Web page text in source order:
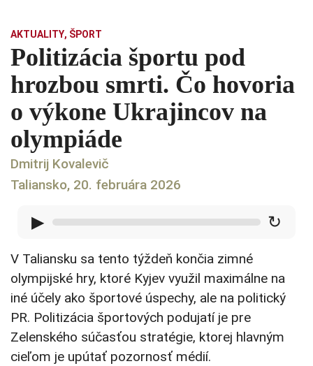
AKTUALITY, ŠPORT
Politizácia športu pod
hrozbou smrti. Čo hovoria
o výkone Ukrajincov na
olympiáde
Dmitrij Kovalevič
Taliansko, 20. februára 2026
▶ ↻
V Taliansku sa tento týždeň končia zimné
olympijské hry, ktoré Kyjev využil maximálne na
iné účely ako športové úspechy, ale na politický
PR. Politizácia športových podujatí je pre
Zelenského súčasťou stratégie, ktorej hlavným
cieľom je upútať pozornosť médií.